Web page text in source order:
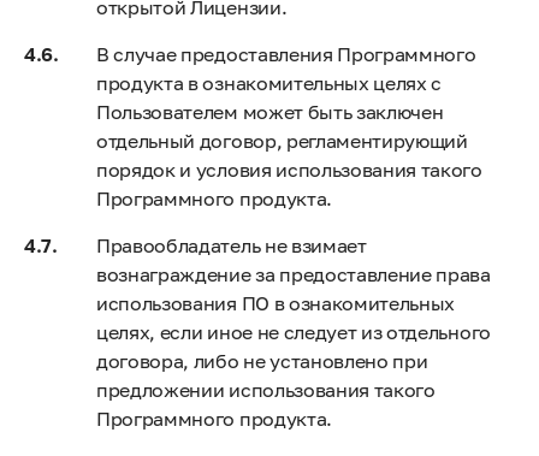
открытой Лицензии.
В случае предоставления Программного
продукта в ознакомительных целях с
Пользователем может быть заключен
отдельный договор, регламентирующий
порядок и условия использования такого
Программного продукта.
Правообладатель не взимает
вознаграждение за предоставление права
использования ПО в ознакомительных
целях, если иное не следует из отдельного
договора, либо не установлено при
предложении использования такого
Программного продукта.